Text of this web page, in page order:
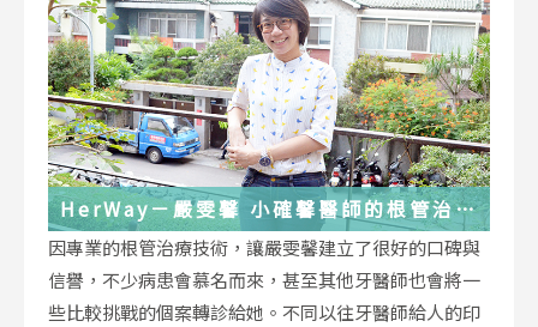
HerWay－嚴雯馨 小確馨醫師的根管治療
小確幸
因專業的根管治療技術，讓嚴雯馨建立了很好的口碑與
信譽，不少病患會慕名而來，甚至其他牙醫師也會將一
些比較挑戰的個案轉診給她。不同以往牙醫師給人的印